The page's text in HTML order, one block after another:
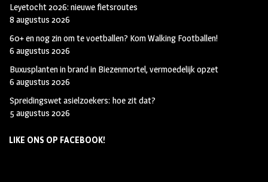
Leyetocht 2026: nieuwe fietsroutes
8 augustus 2026
60+ en nog zin om te voetballen? Kom Walking Footballen!
6 augustus 2026
Buxusplanten in brand in Biezenmortel, vermoedelijk opzet
6 augustus 2026
Spreidingswet asielzoekers: hoe zit dat?
5 augustus 2026
LIKE ONS OP FACEBOOK!